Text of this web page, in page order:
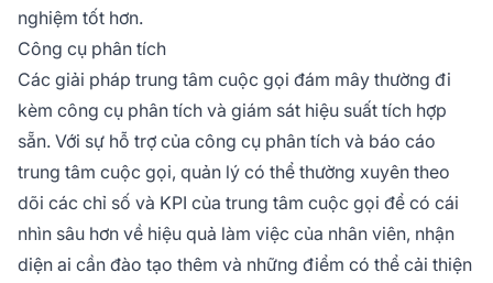
nghiệm tốt hơn.
Công cụ phân tích
Các giải pháp trung tâm cuộc gọi đám mây thường đi
kèm công cụ phân tích và giám sát hiệu suất tích hợp
sẵn. Với sự hỗ trợ của công cụ phân tích và báo cáo
trung tâm cuộc gọi, quản lý có thể thường xuyên theo
dõi các chỉ số và KPI của trung tâm cuộc gọi để có cái
nhìn sâu hơn về hiệu quả làm việc của nhân viên, nhận
diện ai cần đào tạo thêm và những điểm có thể cải thiện